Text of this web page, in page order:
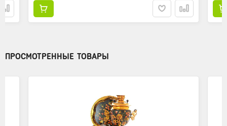
ПРОСМОТРЕННЫЕ ТОВАРЫ